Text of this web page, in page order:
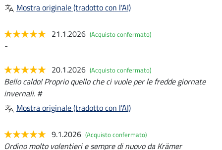
Mostra originale (tradotto con l'AI)
21.1.2026 (Acquisto confermato)
-
20.1.2026 (Acquisto confermato)
Bello caldo! Proprio quello che ci vuole per le fredde giornate
invernali. #
Mostra originale (tradotto con l'AI)
9.1.2026 (Acquisto confermato)
Ordino molto volentieri e sempre di nuovo da Krämer